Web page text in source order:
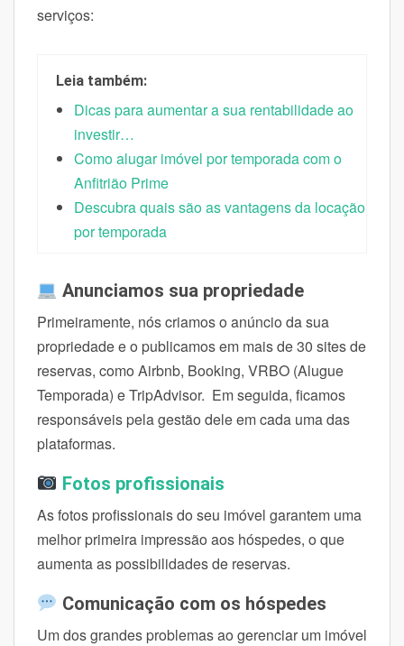
serviços:
Leia também:
Dicas para aumentar a sua rentabilidade ao
investir…
Como alugar imóvel por temporada com o
Anfitrião Prime
Descubra quais são as vantagens da locação
por temporada
Anunciamos sua propriedade
Primeiramente, nós criamos o anúncio da sua
propriedade e o publicamos em mais de 30 sites de
reservas, como Airbnb, Booking, VRBO (Alugue
Temporada) e TripAdvisor. Em seguida, ficamos
responsáveis pela gestão dele em cada uma das
plataformas.
Fotos profissionais
As fotos profissionais do seu imóvel garantem uma
melhor primeira impressão aos hóspedes, o que
aumenta as possibilidades de reservas.
Comunicação com os hóspedes
Um dos grandes problemas ao gerenciar um imóvel